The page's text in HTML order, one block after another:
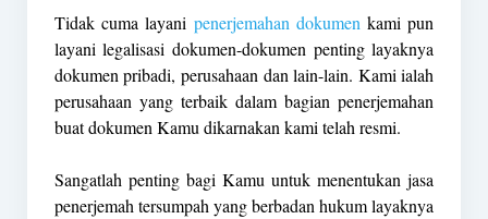
Tidak cuma layani penerjemahan dokumen kami pun
layani legalisasi dokumen-dokumen penting layaknya
dokumen pribadi, perusahaan dan lain-lain. Kami ialah
perusahaan yang terbaik dalam bagian penerjemahan
buat dokumen Kamu dikarnakan kami telah resmi.
Sangatlah penting bagi Kamu untuk menentukan jasa
penerjemah tersumpah yang berbadan hukum layaknya